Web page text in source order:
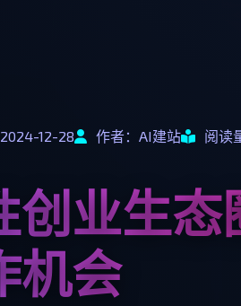
2024-12-28 作者：AI建站 阅读
创业生
机会